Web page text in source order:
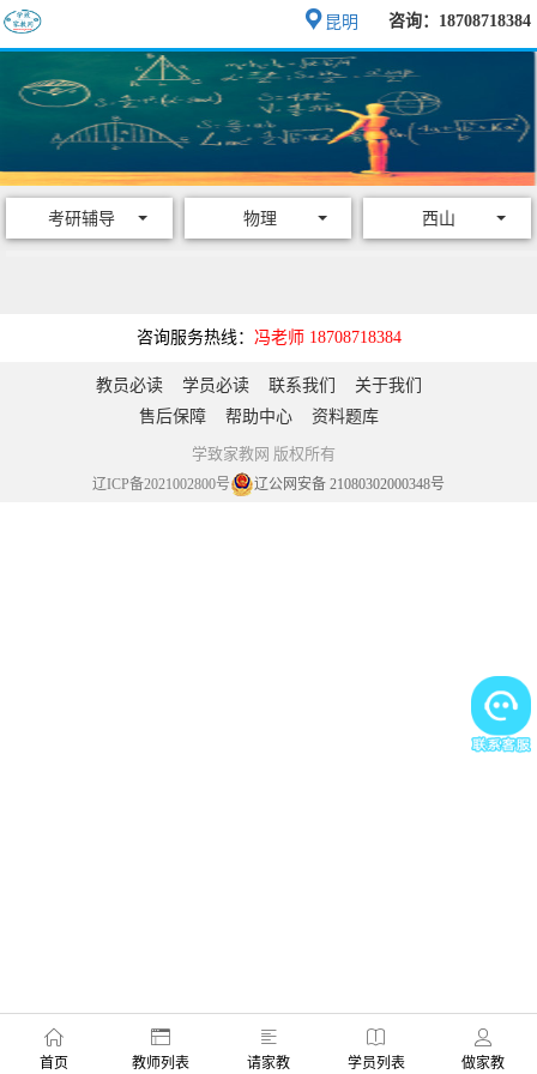
咨询：18708718384
昆明
考研辅导 物理 西山
咨询服务热线： 冯老师 18708718384
教员必读 学员必读 联系我们
关于我们
售后保障
帮助中心 资料题库
学致家教网 版权所有
辽ICP备2021002800号 辽公网安备 21080302000348号
首页 教师列表 请家教 学员列表 做家教